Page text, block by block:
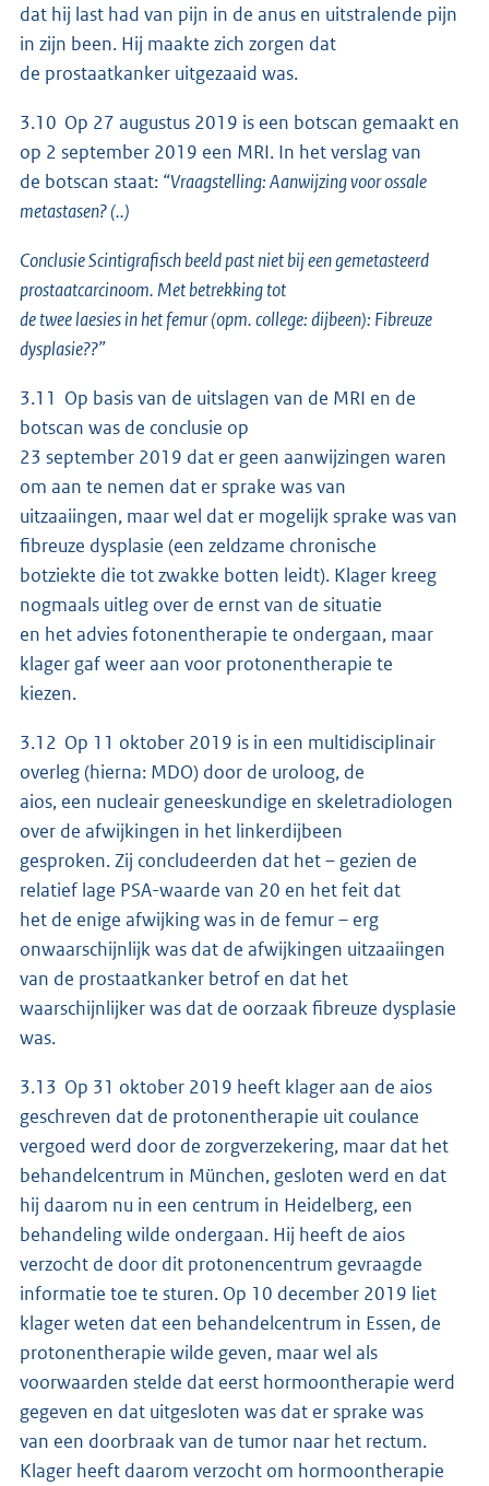
dat hij last had van pijn in de anus en uitstralende pijn
in zijn been. Hij maakte zich zorgen dat
de prostaatkanker uitgezaaid was.
3.10 Op 27 augustus 2019 is een botscan gemaakt en
op 2 september 2019 een MRI. In het verslag van
de botscan staat: “Vraagstelling: Aanwijzing voor ossale
metastasen? (..)
Conclusie Scintigrafisch beeld past niet bij een gemetasteerd
prostaatcarcinoom. Met betrekking tot
de twee laesies in het femur (opm. college: dijbeen): Fibreuze
dysplasie??”
3.11 Op basis van de uitslagen van de MRI en de
botscan was de conclusie op
23 september 2019 dat er geen aanwijzingen waren
om aan te nemen dat er sprake was van
uitzaaiingen, maar wel dat er mogelijk sprake was van
fibreuze dysplasie (een zeldzame chronische
botziekte die tot zwakke botten leidt). Klager kreeg
nogmaals uitleg over de ernst van de situatie
en het advies fotonentherapie te ondergaan, maar
klager gaf weer aan voor protonentherapie te
kiezen.
3.12 Op 11 oktober 2019 is in een multidisciplinair
overleg (hierna: MDO) door de uroloog, de
aios, een nucleair geneeskundige en skeletradiologen
over de afwijkingen in het linkerdijbeen
gesproken. Zij concludeerden dat het – gezien de
relatief lage PSA-waarde van 20 en het feit dat
het de enige afwijking was in de femur – erg
onwaarschijnlijk was dat de afwijkingen uitzaaiingen
van de prostaatkanker betrof en dat het
waarschijnlijker was dat de oorzaak fibreuze dysplasie
was.
3.13 Op 31 oktober 2019 heeft klager aan de aios
geschreven dat de protonentherapie uit coulance
vergoed werd door de zorgverzekering, maar dat het
behandelcentrum in München, gesloten werd en dat
hij daarom nu in een centrum in Heidelberg, een
behandeling wilde ondergaan. Hij heeft de aios
verzocht de door dit protonencentrum gevraagde
informatie toe te sturen. Op 10 december 2019 liet
klager weten dat een behandelcentrum in Essen, de
protonentherapie wilde geven, maar wel als
voorwaarden stelde dat eerst hormoontherapie werd
gegeven en dat uitgesloten was dat er sprake was
van een doorbraak van de tumor naar het rectum.
Klager heeft daarom verzocht om hormoontherapie